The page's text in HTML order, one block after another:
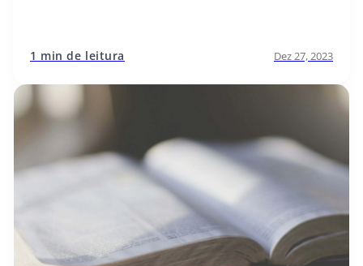
1 min de leitura Dez 27, 2023